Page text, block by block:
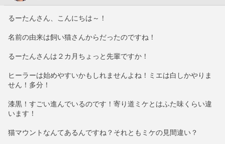
るーたんさん、こんにちは～！
名前の由来は飼い猫さんからだったのですね！
るーたんさんは２カ月ちょっと先輩ですか！
ヒーラーは始めやすいかもしれませんよね！ミエは白しかやりま
せん！多分！
漆黒！すごい進んでいるのです！寄り道ミケとはふた味くらい違
います！
猫マウントなんてあるんですね？それともミケの見間違い？